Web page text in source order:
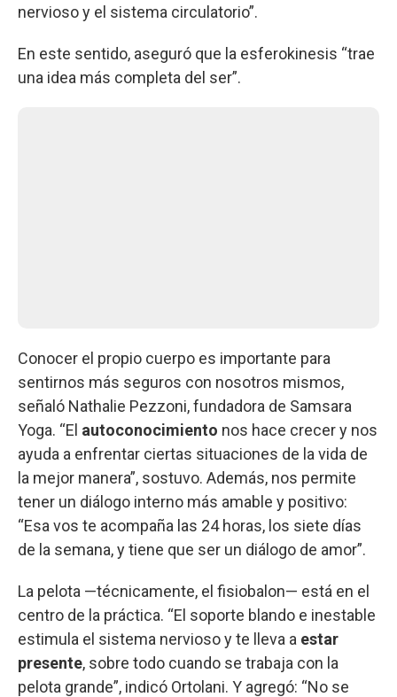
nervioso y el sistema circulatorio”.
En este sentido, aseguró que la esferokinesis “trae
una idea más completa del ser”.
Conocer el propio cuerpo es importante para
sentirnos más seguros con nosotros mismos,
señaló Nathalie Pezzoni, fundadora de Samsara
Yoga. “El autoconocimiento nos hace crecer y nos
ayuda a enfrentar ciertas situaciones de la vida de
la mejor manera”, sostuvo. Además, nos permite
tener un diálogo interno más amable y positivo:
“Esa vos te acompaña las 24 horas, los siete días
de la semana, y tiene que ser un diálogo de amor”.
La pelota —técnicamente, el fisiobalon— está en el
centro de la práctica. “El soporte blando e inestable
estimula el sistema nervioso y te lleva a estar
presente, sobre todo cuando se trabaja con la
pelota grande”, indicó Ortolani. Y agregó: “No se